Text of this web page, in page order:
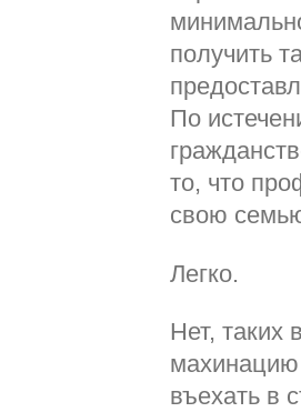
получить
По
то, что
свою
Легко.
Нет, таких
въехать в